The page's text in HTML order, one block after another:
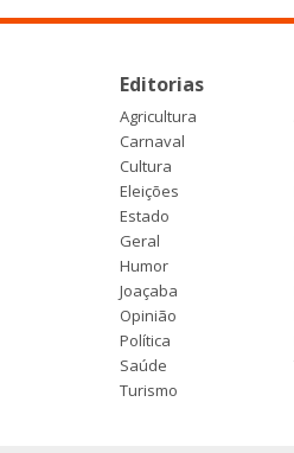
Editorias
Agricultura
Carnaval
Cultura
Eleições
Estado
Geral
Humor
Joaçaba
Opinião
Política
Saúde
Turismo